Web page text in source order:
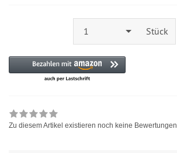
1 Stück
Zu diesem Artikel existieren noch keine Bewertungen